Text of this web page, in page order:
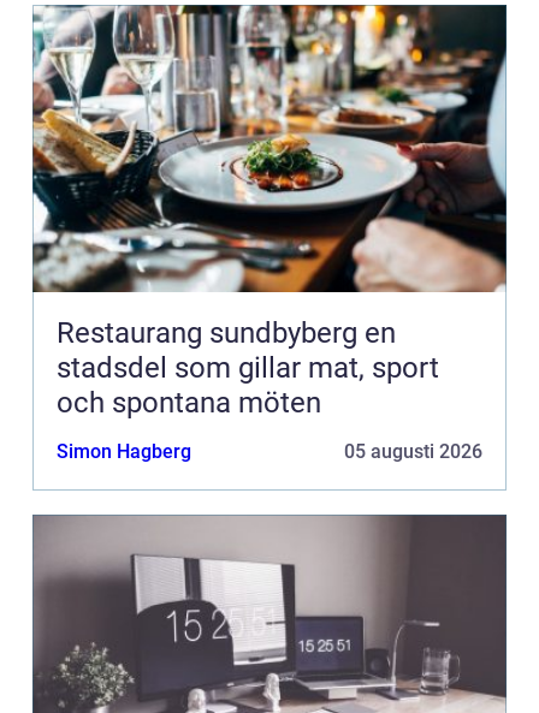
Restaurang sundbyberg en
stadsdel som gillar mat, sport
och spontana möten
Simon Hagberg 05 augusti 2026